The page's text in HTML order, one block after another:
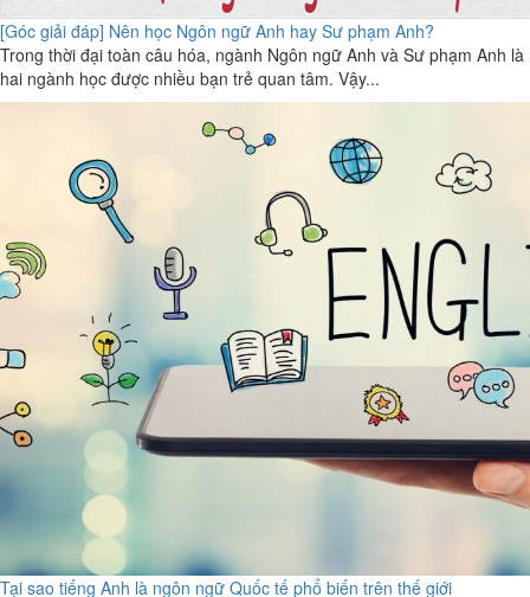
[Góc giải đáp] Nên học Ngôn ngữ Anh hay Sư phạm Anh?
Trong thời đại toàn câu hóa, ngành Ngôn ngữ Anh và Sư phạm Anh là
hai ngành học được nhiều bạn trẻ quan tâm. Vậy...
Tại sao tiếng Anh là ngôn ngữ Quốc tế phổ biến trên thế giới